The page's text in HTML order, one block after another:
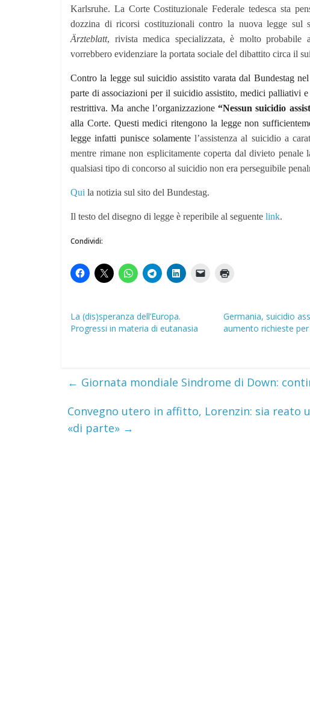
Karlsruhe. La Corte Costituzionale Federale tedesca sta
dozzina di ricorsi costituzionali contro la nuova legge sul
Ärzteblatt, rivista medica specializzata, è molto probabile
vorrebbero evidenziare la portata sociale del dibattito circa il
Contro la legge sul suicidio assistito varata dal Bundestag
parte di associazioni per il suicidio assistito, medici palliativi
restrittiva. Ma anche l’organizzazione “Nessun suicidio
alla Corte. Questi medici ritengono la legge non
legge infatti punisce solamentel’assistenza al suicidio a
mentre rimane non esplicitamente coperta dal divieto
qualsiasi tipo di concorso al suicidio non era perseguibile
Qui la notizia sul sito del Bundestag.
Il testo del disegno di legge è reperibile al seguente link.
Condividi:
La (dis)speranza dell’Europa.
Progressi in materia di eutanasia
Germania, suicidio
aumento richieste
← Giornata mondiale Sindrome di Down:
Convegno utero in affitto, Lorenzin: sia reato
«di parte» →